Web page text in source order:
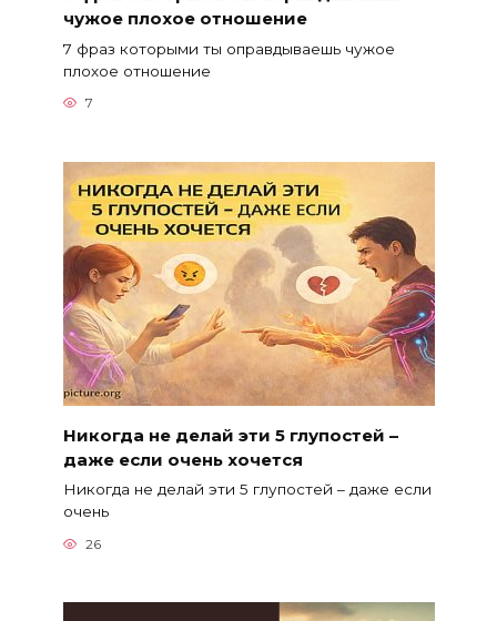
чужое плохое отношение
7 фраз которыми ты оправдываешь чужое
плохое отношение
7
Никогда не делай эти 5 глупостей –
даже если очень хочется
Никогда не делай эти 5 глупостей – даже если
очень
26